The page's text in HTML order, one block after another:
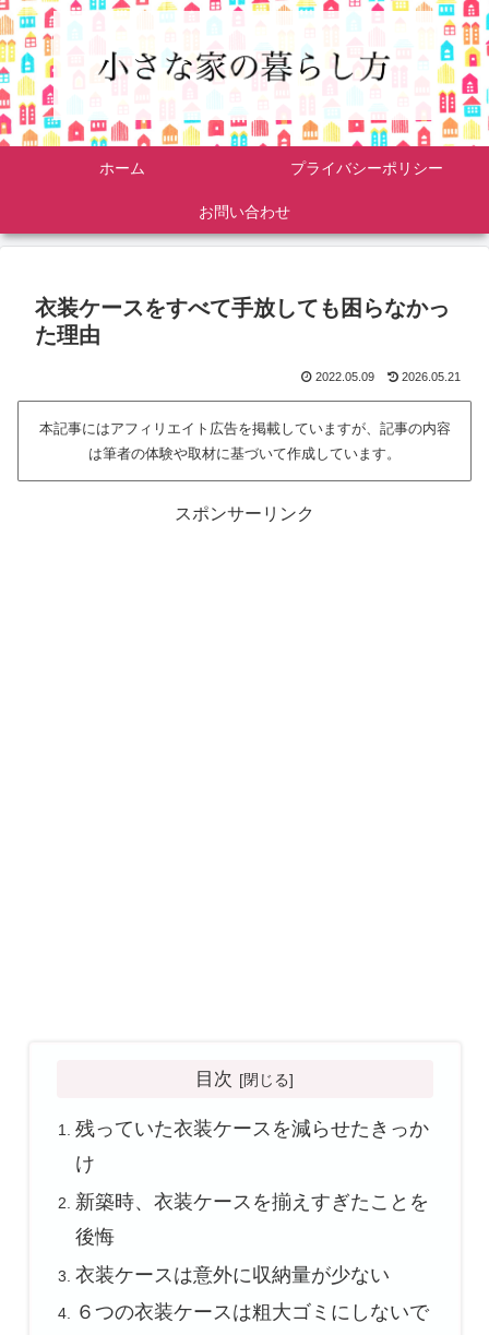
ホーム プライバシーポリシー
お問い合わせ
衣装ケースをすべて手放しても困らなかっ
た理由
2022.05.09 2026.05.21
本記事にはアフィリエイト広告を掲載していますが、記事の内容
は筆者の体験や取材に基づいて作成しています。
スポンサーリンク
目次
残っていた衣装ケースを減らせたきっか
け
新築時、衣装ケースを揃えすぎたことを
後悔
衣装ケースは意外に収納量が少ない
６つの衣装ケースは粗大ゴミにしないで